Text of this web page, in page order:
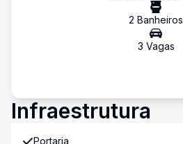
2 Banheiros
3 Vagas
Infraestrutura
Portaria